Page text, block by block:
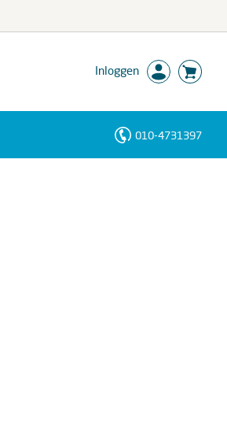
Inloggen
010-4731397